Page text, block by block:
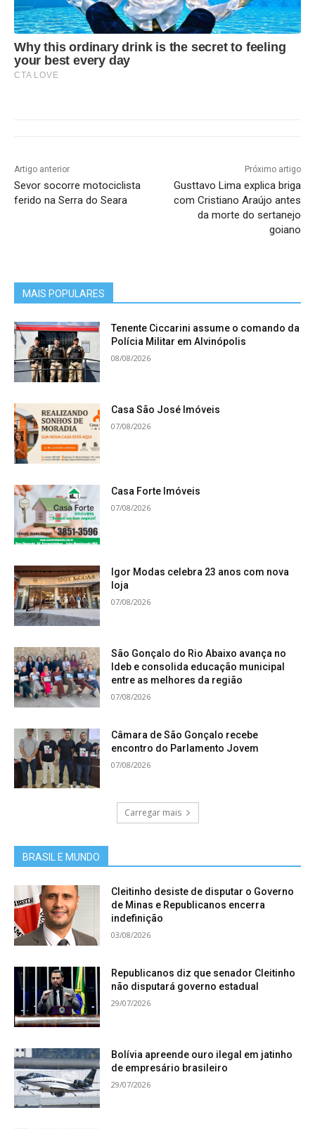
Why this ordinary drink is the secret to feeling
your best every day
CTA LOVE
Artigo anterior
Sevor socorre motociclista
ferido na Serra do Seara
Próximo artigo
Gusttavo Lima explica briga
com Cristiano Araújo antes
da morte do sertanejo
goiano
MAIS POPULARES
Tenente Ciccarini assume o comando da
Polícia Militar em Alvinópolis
08/08/2026
Casa São José Imóveis
07/08/2026
Casa Forte Imóveis
07/08/2026
Igor Modas celebra 23 anos com nova
loja
07/08/2026
São Gonçalo do Rio Abaixo avança no
Ideb e consolida educação municipal
entre as melhores da região
07/08/2026
Câmara de São Gonçalo recebe
encontro do Parlamento Jovem
07/08/2026
Carregar mais
BRASIL E MUNDO
Cleitinho desiste de disputar o Governo
de Minas e Republicanos encerra
indefinição
03/08/2026
Republicanos diz que senador Cleitinho
não disputará governo estadual
29/07/2026
Bolívia apreende ouro ilegal em jatinho
de empresário brasileiro
29/07/2026